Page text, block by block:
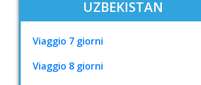
UZBEKISTAN
Viaggio 7 giorni
Viaggio 8 giorni